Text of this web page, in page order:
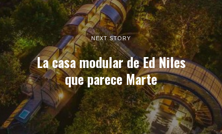
NEXT STORY
La casa modular de Ed Niles
que parece Marte